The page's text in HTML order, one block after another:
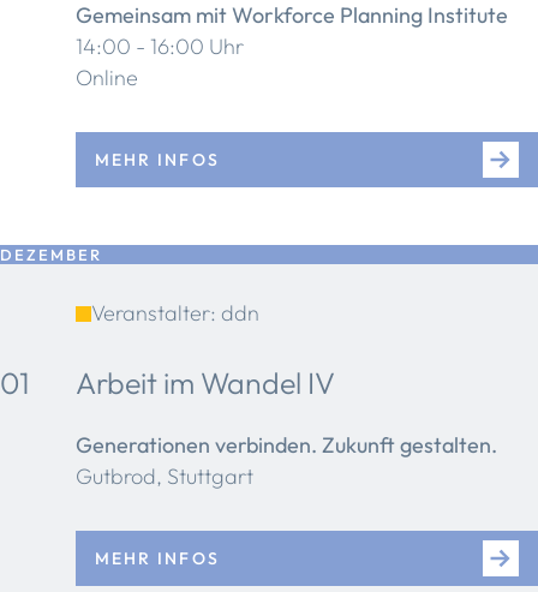
Gemeinsam mit Workforce Planning Institute
14:00 - 16:00 Uhr
Online
MEHR INFOS
DEZEMBER
Veranstalter: ddn
01 Arbeit im Wandel IV
Generationen verbinden. Zukunft gestalten.
Gutbrod, Stuttgart
MEHR INFOS